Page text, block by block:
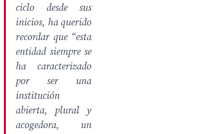
ciclo desde sus
inicios, ha querido
recordar que “esta
entidad siempre se
ha caracterizado
por ser una
institución
abierta, plural y
acogedora, un